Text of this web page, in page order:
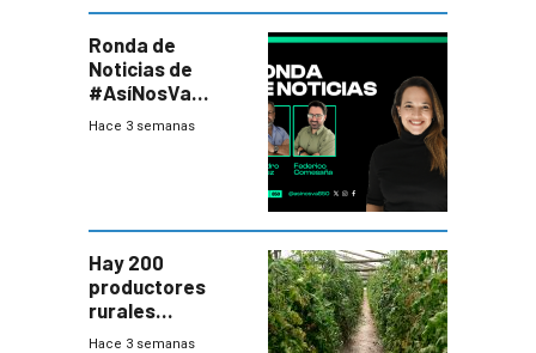
Ronda de
Noticias de
#AsíNosVa
(20/7/26)
Hace 3 semanas
Hay 200
productores
rurales
afectados tras
Hace 3 semanas